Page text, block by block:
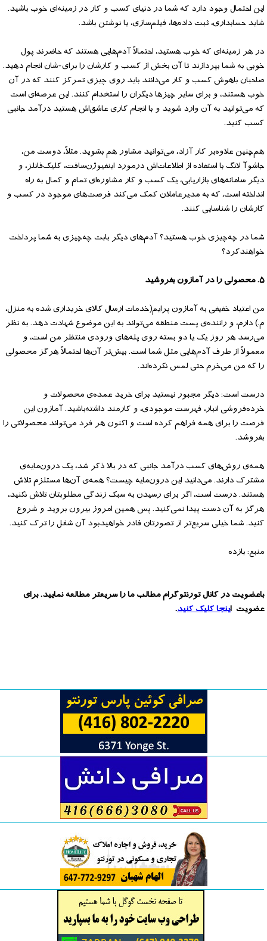
این احتمال وجود دارد که شما در دنیای کسب و کار در زمینه‌ای خوب باشید.
شاید حسابداری، ثبت داده‌ها، فیلم‌سازی، یا نوشتن باشد.
در هر زمینه‌ای که خوب هستید، احتمالاً آدم‌هایی هستند که حاضرند پول
خوبی به شما بپردازند تا آن بخش از کسب و کارشان را برای-شان انجام دهید.
صاحبان باهوش کسب و کار می‌دانند باید روی چیزی تمرکز کنند که در آن
خوب هستند، و برای سایر چیزها دیگران را استخدام کنند. این عرصه‌ای است
که می‌توانید به آن وارد شوید و با انجام کاری عاشق‌اش هستید درآمد جانبی
کسب کنید.
هم‌چنین علاوه‌بر کار آزاد، می‌توانید مشاور هم بشوید. مثلاً، دوست من،
جاشوآ لانگ با استفاده از اطلاعات‌اش درمورد اینفیوژن‌سافت، کلیک‌فانلز، و
دیگر سامانه‌های بازاریابی، یک کسب و کار مشاوره‌ای تمام و کمال به راه
انداخته است، که به مدیرعاملان کمک می‌کند فرصت‌های موجود در کسب و
کارشان را شناسایی کنند.
شما در چه‌چیزی خوب هستید؟ آدم‌های دیگر بابت چه‌چیزی به شما پرداخت
خواهندکرد؟
۵. محصولی را در آمازون بفروشید
من اعتیاد خفیفی به آمازون پرایم(خدمات ارسال کالای خریداری شده به منزل،
م.) دارم، و راننده‌ی پست منطقه می‌تواند به این موضوع شهادت دهد. به نظر
می‌رسد هر روز یک یا دو بسته‌ روی پله‌های ورودی منتظر من است، و
معمولاً از طرف آدم‌هایی مثل شما است. بیش‌تر آن‌ها احتمالاً هرگز محصولی
را که من می‌خرم حتی لمس نکرده‌اند.
درست است: دیگر مجبور نیستید برای خرید عمده‌ی محصولات و
خرده‌فروشی انبار، فهرست موجودی، و کارمند داشته‌باشید. آمازون این
فرصت را برای همه فراهم کرده است و اکنون هر فرد می‌تواند محصولاتی را
بفروشد.
همه‌ی روش‌های کسب درآمد جانبی که در بالا ذکر شد، یک درون‌مایه‌ی
مشترک دارند. می‌دانید این درون‌مایه چیست؟ همه‌ی آن‌ها مستلزم تلاش
هستند. درست است، اگر برای رسیدن به سبک زندگی مطلوبتان تلاش نکنید،
هرگز به آن دست پیدا نمی‌کنید. پس همین امروز بیرون بروید و شروع
کنید. شما خیلی سریع‌تر از تصور‌تان قادر خواهیدبود آن شغل را ترک کنید.
منبع: بازده
باعضویت در کانال تورنتوگرام مطالب ما را سریعتر مطالعه نمایید. برای
عضویت اینجا کلیک کنید.